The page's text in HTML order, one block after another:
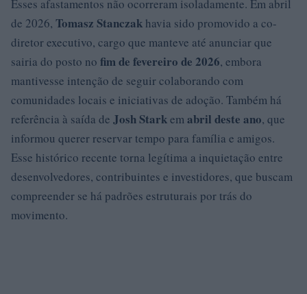
Esses afastamentos não ocorreram isoladamente. Em abril
de 2026, Tomasz Stanczak havia sido promovido a co-
diretor executivo, cargo que manteve até anunciar que
sairia do posto no fim de fevereiro de 2026, embora
mantivesse intenção de seguir colaborando com
comunidades locais e iniciativas de adoção. Também há
referência à saída de Josh Starkemabril deste ano, que
informou querer reservar tempo para família e amigos.
Esse histórico recente torna legítima a inquietação entre
desenvolvedores, contribuintes e investidores, que buscam
compreender se há padrões estruturais por trás do
movimento.